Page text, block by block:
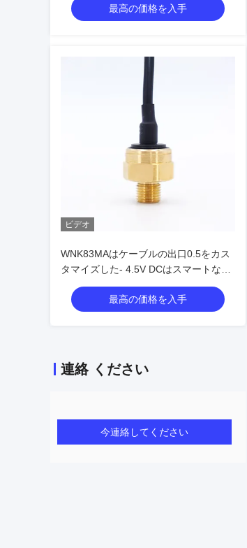
最高の価格を入手
ビデオ
WNK83MAはケーブルの出口0.5をカス
タマイズした- 4.5V DCはスマートな圧
力センサーを出力した
最高の価格を入手
連絡 ください
今連絡してください